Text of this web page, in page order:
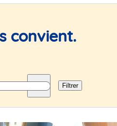
convient.
Filtrer